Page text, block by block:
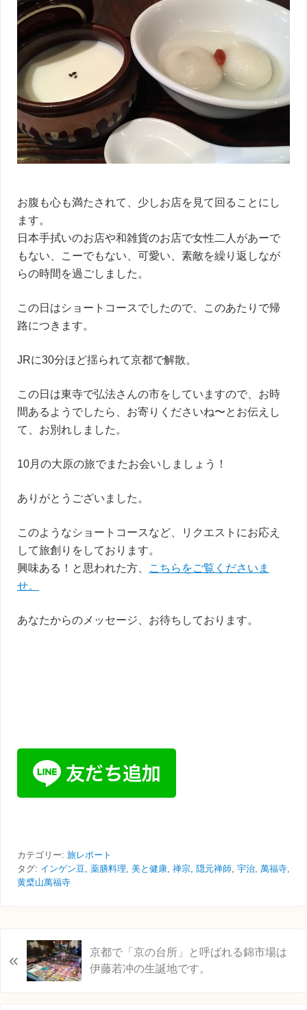
お腹も心も満たされて、少しお店を見て回ることにし
ます。
日本手拭いのお店や和雑貨のお店で女性二人があーで
もない、こーでもない、可愛い、素敵を繰り返しなが
らの時間を過ごしました。
この日はショートコースでしたので、このあたりで帰
路につきます。
JRに30分ほど揺られて京都で解散。
この日は東寺で弘法さんの市をしていますので、お時
間あるようでしたら、お寄りくださいね〜とお伝えし
て、お別れしました。
10月の大原の旅でまたお会いしましょう！
ありがとうございました。
このようなショートコースなど、リクエストにお応え
して旅創りをしております。
興味ある！と思われた方、
こちらをご覧くださいま
せ。
あなたからのメッセージ、お待ちしております。
カテゴリー: 旅レポート
タグ: インゲン豆 薬膳料理 美と健康 禅宗 隠元禅師 宇治 萬福寺
黄檗山萬福寺
の
«
京都で「京の台所」と呼ばれる錦市場は
伊藤若冲の生誕地です。